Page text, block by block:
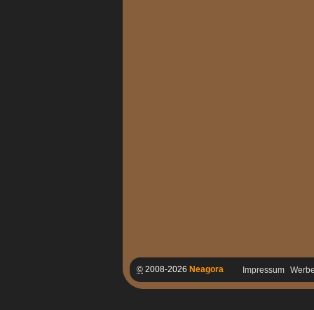
© 2008-2026 Neagora Impressum